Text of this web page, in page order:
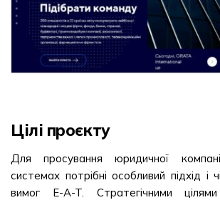
Цілі проєкту
Для просування юридичної
системах потрібні особливий підхід і
вимог Е-A-T. Стратегічними